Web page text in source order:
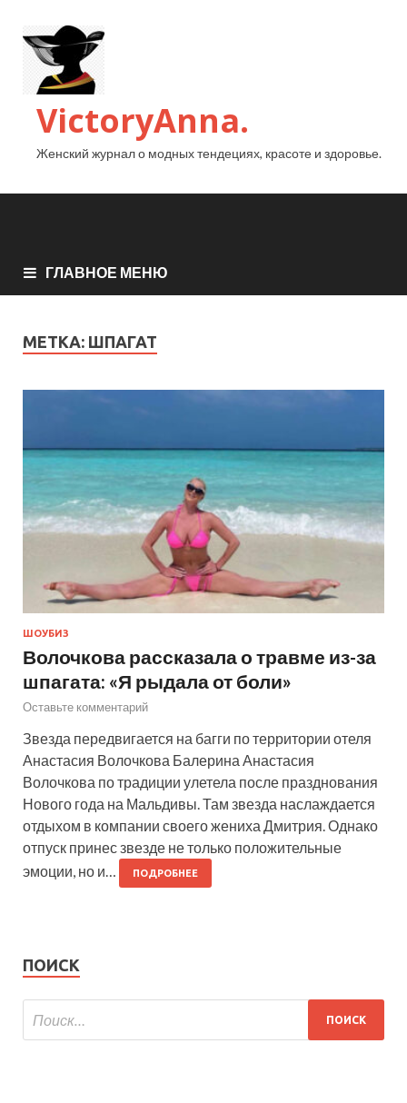
VictoryAnna.
Женский журнал о модных тендециях, красоте и здоровье.
ГЛАВНОЕ МЕНЮ
МЕТКА: ШПАГАТ
ШОУБИЗ
Волочкова рассказала о травме из-за
шпагата: «Я рыдала от боли»
Оставьте комментарий
Звезда передвигается на багги по территории отеля
Анастасия Волочкова Балерина Анастасия
Волочкова по традиции улетела после празднования
Нового года на Мальдивы. Там звезда наслаждается
отдыхом в компании своего жениха Дмитрия. Однако
отпуск принес звезде не только положительные
эмоции, но и…
ПОДРОБНЕЕ
ПОИСК